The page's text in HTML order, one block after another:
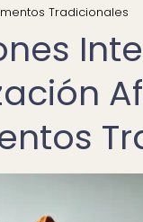
Tradicionales